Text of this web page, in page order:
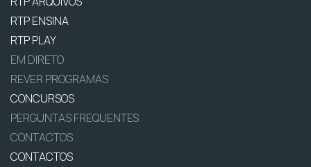
RTP ENSINA
RTP PLAY
EM DIRETO
REVER PROGRAMAS
CONCURSOS
PERGUNTAS FREQUENTES
CONTACTOS
CONTACTOS